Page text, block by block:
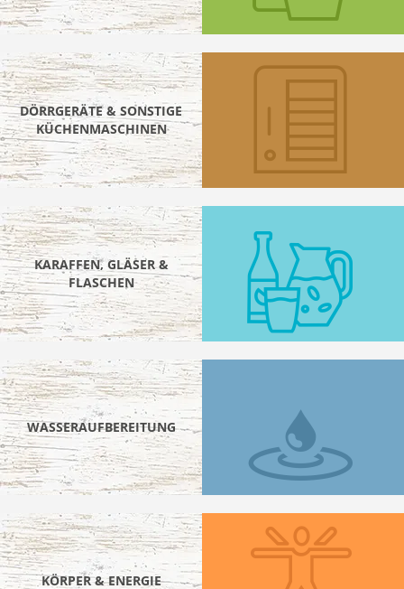
DÖRRGERÄTE & SONSTIGE
KÜCHENMASCHINEN
KARAFFEN, GLÄSER &
FLASCHEN
WASSERAUFBEREITUNG
KÖRPER & ENERGIE